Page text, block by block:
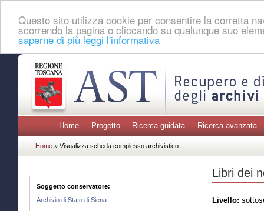
Questo sito utilizza cookie per consentire la corretta
scorrendo la pagina o cliccando su qualunque suo
saperne di più leggi l'informativa
Home Progetto Ricerca guidata Ricerca avanzata
Home » Visualizza scheda complesso archivistico
Soggetto conservatore:
Archivio di Stato di Siena
Libri dei
Livello: